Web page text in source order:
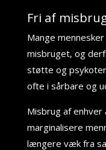
Fri af
Mange
misbruget, og
støtte og
ofte i sårbare og
Misbrug af
marginalisere
længere væk fra